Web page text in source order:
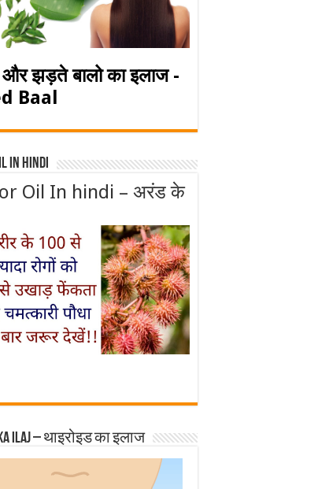
झड़ते बालो का इलाज -
Baal
In Hindi
Oil In hindi – अरंड के
ilaj – थाइरोइड का इलाज